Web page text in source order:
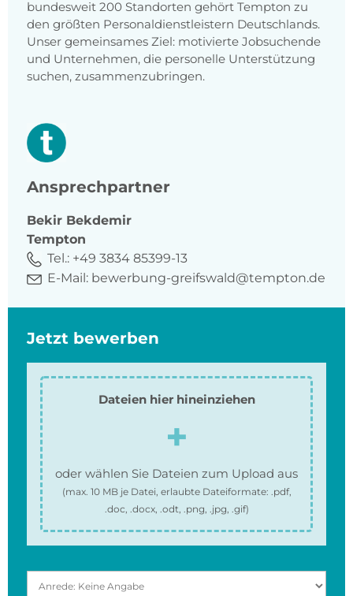
bundesweit 200 Standorten gehört Tempton zu
den größten Personaldienstleistern Deutschlands.
Unser gemeinsames Ziel: motivierte Jobsuchende
und Unternehmen, die personelle Unterstützung
suchen, zusammenzubringen.
Ansprechpartner
Bekir Bekdemir
Tempton
Tel.: +49 3834 85399-13
E-Mail: bewerbung-greifswald@tempton.de
Jetzt bewerben
Dateien hier hineinziehen
oder wählen Sie Dateien zum Upload aus
(max. 10 MBje Datei, erlaubte Dateiformate: .pdf,
.doc, .docx, .odt, .png, .jpg, .gif)